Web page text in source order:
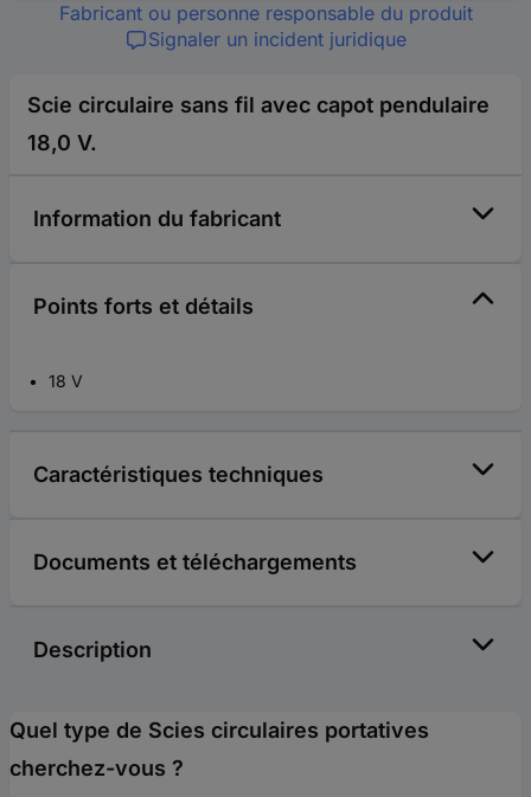
Fabricant ou personne responsable du produit
Signaler un incident juridique
Scie circulaire sans fil avec capot pendulaire
18,0 V.
Information du fabricant
Points forts et détails
18 V
Caractéristiques techniques
Documents et téléchargements
Description
Quel type de Scies circulaires portatives
cherchez-vous ?